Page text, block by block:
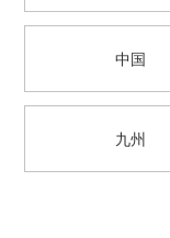
中国
九州